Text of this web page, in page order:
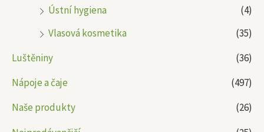
Ústní hygiena
(4)
Vlasová kosmetika
(35)
Luštěniny
(36)
Nápoje a čaje
(497)
Naše produkty
(26)